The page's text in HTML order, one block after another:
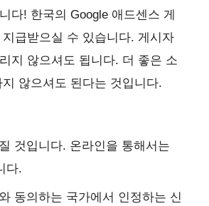
다! 한국의 Google 애드센스 게
급받으실 수 있습니다. 게시자
지 않으셔도 됩니다. 더 좋은 소
않으셔도 된다는 것입니다.
것입니다. 온라인을 통해서는
다.
동의하는 국가에서 인정하는 신